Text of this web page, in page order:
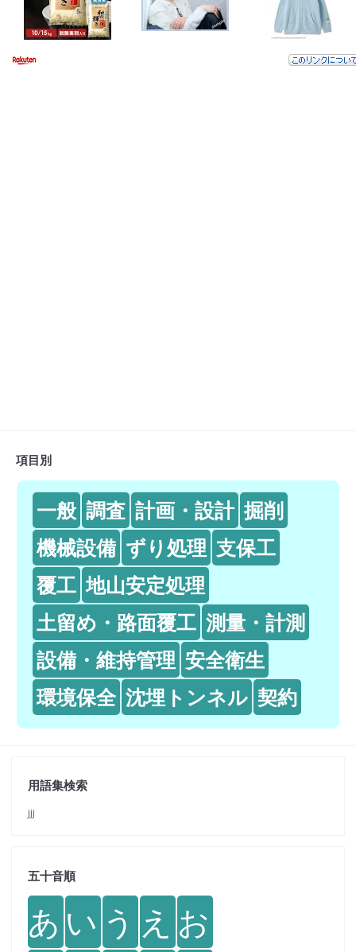
項目別
一般 調査 計画・設計 掘削
機械設備 ずり処理 支保工
覆工 地山安定処理
土留め・路面覆工 測量・計測
設備・維持管理 安全衛生
環境保全 沈埋トンネル 契約
用語集検索
jjj
五十音順
あ い う え お